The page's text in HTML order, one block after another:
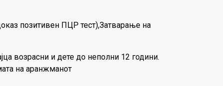
позитивен ПЦР тест),Затварање на
возрасни и дете до неполни 12 години.
на аранжманот